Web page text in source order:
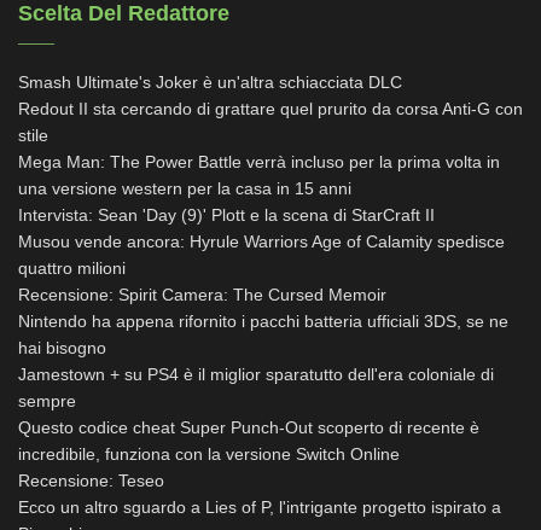
Scelta Del Redattore
Smash Ultimate's Joker è un'altra schiacciata DLC
Redout II sta cercando di grattare quel prurito da corsa Anti-G con
stile
Mega Man: The Power Battle verrà incluso per la prima volta in
una versione western per la casa in 15 anni
Intervista: Sean 'Day (9)' Plott e la scena di StarCraft II
Musou vende ancora: Hyrule Warriors Age of Calamity spedisce
quattro milioni
Recensione: Spirit Camera: The Cursed Memoir
Nintendo ha appena rifornito i pacchi batteria ufficiali 3DS, se ne
hai bisogno
Jamestown + su PS4 è il miglior sparatutto dell'era coloniale di
sempre
Questo codice cheat Super Punch-Out scoperto di recente è
incredibile, funziona con la versione Switch Online
Recensione: Teseo
Ecco un altro sguardo a Lies of P, l'intrigante progetto ispirato a